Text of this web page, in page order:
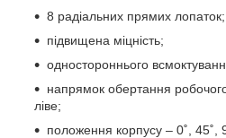
8 радіальних прямих лопаток;
підвищена міцність;
одностороннього
напрямок обертання
ліве;
положення корпусу – 0˚, 45˚,